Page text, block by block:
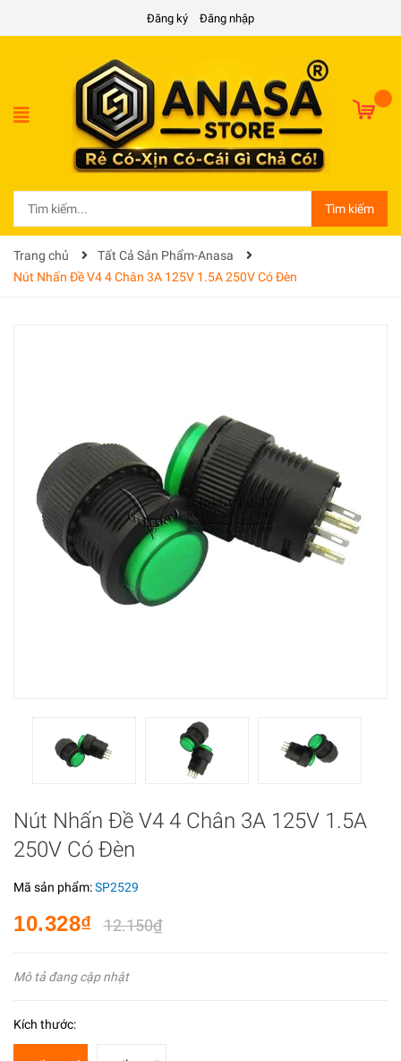
Đăng ký Đăng nhập
Tìm kiếm
Trang chủ
Tất Cả Sản Phẩm-Anasa
Nút Nhấn Đề V4 4 Chân 3A 125V 1.5A 250V Có Đèn
Nút Nhấn Đề V4 4 Chân 3A 125V 1.5A
250V Có Đèn
Mã sản phẩm:SP2529
10.328₫ 12.150₫
Mô tả đang cập nhật
Kích thước: